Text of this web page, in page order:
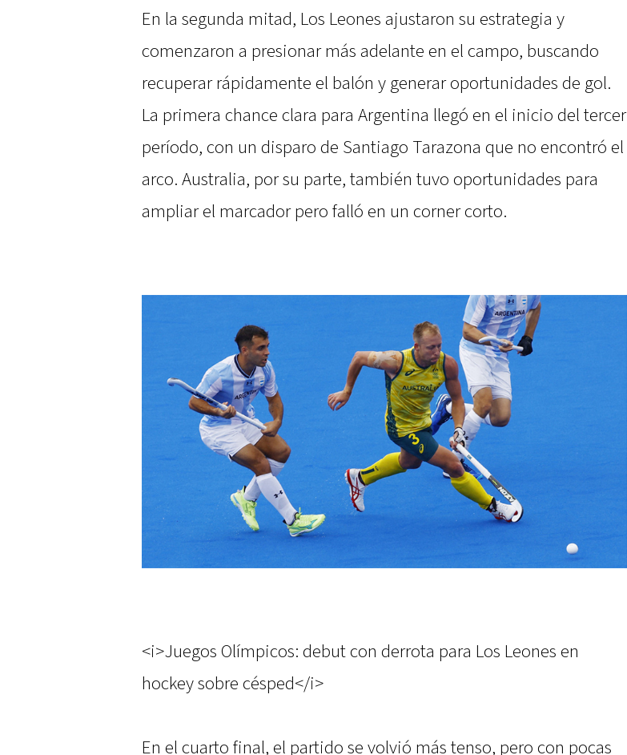
En la segunda mitad, Los Leones ajustaron su estrategia y
comenzaron a presionar más adelante en el campo, buscando
recuperar rápidamente el balón y generar oportunidades de gol.
La primera chance clara para Argentina llegó en el inicio del tercer
período, con un disparo de Santiago Tarazona que no encontró el
arco. Australia, por su parte, también tuvo oportunidades para
ampliar el marcador pero falló en un corner corto.
<i>Juegos Olímpicos: debut con derrota para Los Leones en
hockey sobre césped</i>
En el cuarto final, el partido se volvió más tenso, pero con pocas